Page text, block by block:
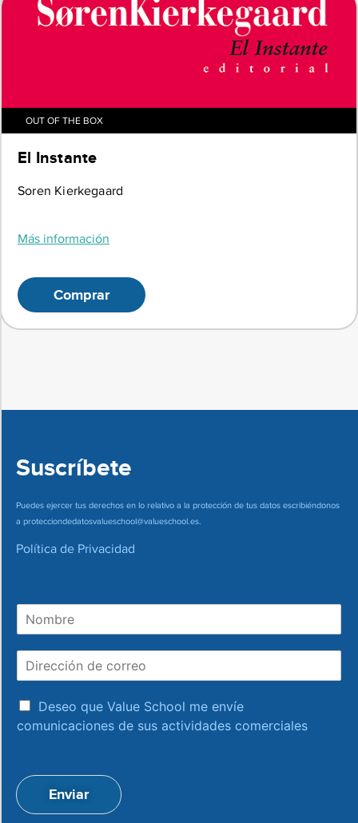
OUT OF THE BOX
El Instante
Soren Kierkegaard
Más información
Comprar
Suscríbete
Puedes ejercer tus derechos en lo relativo a la protección de tus datos escribiéndonos
a protecciondedatosvalueschool@valueschool.es.
Política de Privacidad
e
c
n
d
a
c
a
c
Deseo que Value School me envíe
comunicaciones de sus actividades comerciales
Enviar